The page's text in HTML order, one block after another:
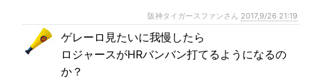
阪神タイガースファンさん 2017,9/26 21:19
ゲレーロ見たいに我慢したら
ロジャースがHRバンバン打てるようになるの
か？